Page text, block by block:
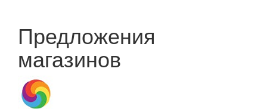
Предложения
магазинов